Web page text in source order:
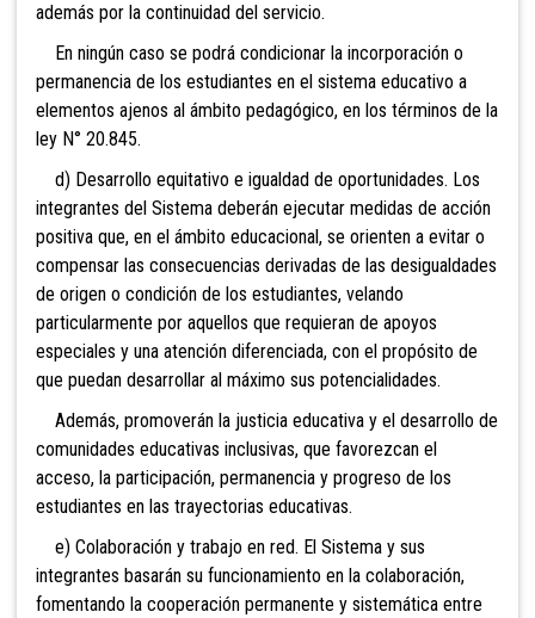
además por la continuidad del servicio.
En ningún caso se podrá condicionar la incorporación o
permanencia de los estudiantes en el sistema educativo a
elementos ajenos al ámbito pedagógico, en los términos de la
ley N° 20.845.
d) Desarrollo equitativo e igualdad de oportunidades. Los
integrantes del Sistema deberán ejecutar medidas de acción
positiva que, en el ámbito educacional, se orienten a evitar o
compensar las consecuencias derivadas de las desigualdades
de origen o condición de los estudiantes, velando
particularmente por aquellos que requieran de apoyos
especiales y una atención diferenciada, con el propósito de
que puedan desarrollar al máximo sus potencialidades.
Además, promoverán la justicia educativa y el desarrollo de
comunidades educativas inclusivas, que favorezcan el
acceso, la participación, permanencia y progreso de los
estudiantes en las trayectorias educativas.
e) Colaboración y trabajo en red. El Sistema y sus
integrantes basarán su funcionamiento en la colaboración,
fomentando la cooperación permanente y sistemática entre